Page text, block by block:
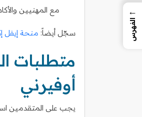
مع المهنيين
سجّل أيضاً: منحة إيفل
متطلبات
أوفيرني
يجب على المتقدمين
←
الفهرس